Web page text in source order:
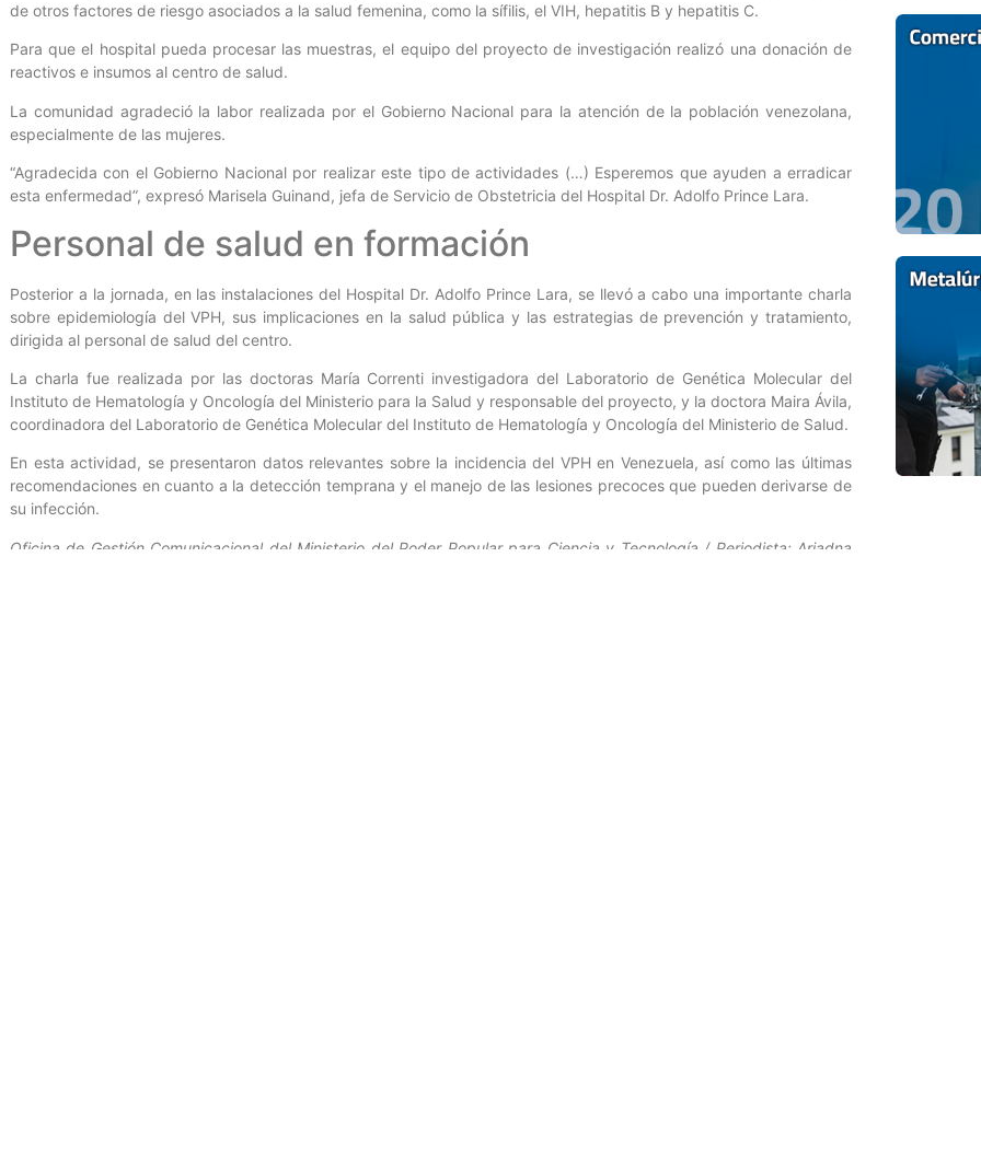
de otros factores de riesgo asociados a la salud femenina, como la sífilis, el VIH, hepatitis B y hepatitis C.
Para que el hospital pueda procesar las muestras, el equipo del proyecto de investigación realizó una donación de
reactivos e insumos al centro de salud.
La comunidad agradeció la labor realizada por el Gobierno Nacional para la atención de la población venezolana,
especialmente de las mujeres.
“Agradecida con el Gobierno Nacional por realizar este tipo de actividades (…) Esperemos que ayuden a erradicar
esta enfermedad”, expresó Marisela Guinand, jefa de Servicio de Obstetricia del Hospital Dr. Adolfo Prince Lara.
Personal de salud en formación
Posterior a la jornada, en las instalaciones del Hospital Dr. Adolfo Prince Lara, se llevó a cabo una importante charla
sobre epidemiología del VPH, sus implicaciones en la salud pública y las estrategias de prevención y tratamiento,
dirigida al personal de salud del centro.
La charla fue realizada por las doctoras María Correnti investigadora del Laboratorio de Genética Molecular del
Instituto de Hematología y Oncología del Ministerio para la Salud y responsable del proyecto, y la doctora Maira Ávila,
coordinadora del Laboratorio de Genética Molecular del Instituto de Hematología y Oncología del Ministerio de Salud.
En esta actividad, se presentaron datos relevantes sobre la incidencia del VPH en Venezuela, así como las últimas
recomendaciones en cuanto a la detección temprana y el manejo de las lesiones precoces que pueden derivarse de
su infección.
Oficina de Gestión Comunicacional del Ministerio del Poder Popular para Ciencia y Tecnología / Periodista: Ariadna